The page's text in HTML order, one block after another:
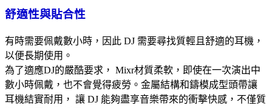
舒適性與貼合性
有時需要佩戴數小時，因此 DJ 需要尋找質輕且舒適的耳機，
以便長期使用。
為了適應DJ的嚴酷要求， Mixr材質柔軟，即使在一次演出中
數小時佩戴，也不會覺得疲勞。金屬結構和鑄模成型頭帶讓
耳機結實耐用， 讓 DJ 能夠盡享音樂帶來的衝擊快感，不僅質